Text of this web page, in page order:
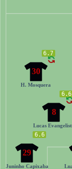
6.6
29
Juninho Capixaba
6.6
8
Lucas
6.7
30
H. Mosquera